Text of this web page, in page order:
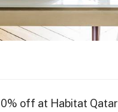
off at Habitat